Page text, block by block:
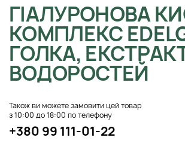
ГІАЛУРОНОВА
КОМПЛЕКС
ГОЛКА,
ВОДОРОСТЕЙ
Також ви можете замовити цей товар
з 10:00 до 18:00 по телефону
+380 99 111-01-22